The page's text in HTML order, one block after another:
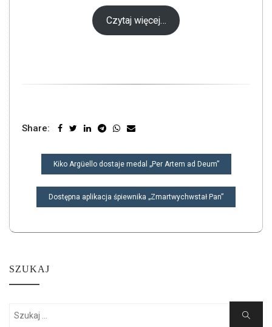
Czytaj więcej…
Share:
NAWIGACJA
WPISU
Kiko Argüello dostaje medal „Per Artem ad Deum”
Dostępna aplikacja śpiewnika „Zmartwychwstał Pan”
SZUKAJ
Search
Search